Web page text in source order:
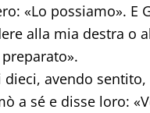
«Lo possiamo». E
alla mia destra o
dieci, avendo
a sé e disse loro: